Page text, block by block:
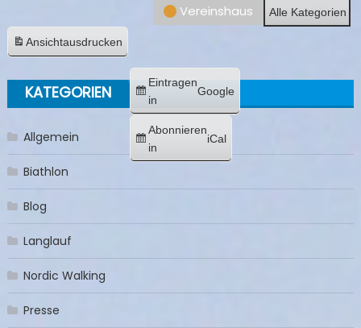
Vereinshaus
Alle Kategorien
Ansichtausdrucken
Eintragen
in
Google
Abonnieren
in
iCal
KATEGORIEN
Allgemein
Biathlon
Blog
Langlauf
Nordic Walking
Presse